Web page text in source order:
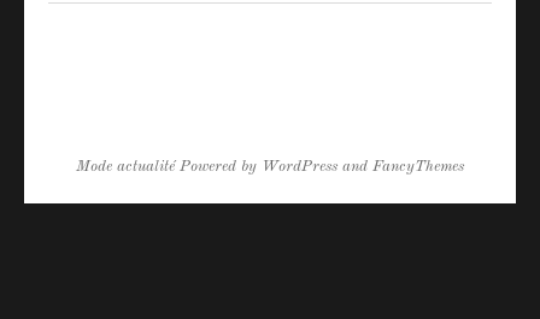
Mode actualitéPowered by WordPress and FancyThemes